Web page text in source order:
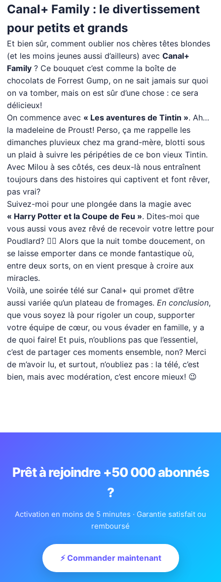
Canal+ Family : le divertissement
pour petits et grands
Et bien sûr, comment oublier nos chères têtes blondes
(et les moins jeunes aussi d’ailleurs) avec Canal+
Family ? Ce bouquet c’est comme la boîte de
chocolats de Forrest Gump, on ne sait jamais sur quoi
on va tomber, mais on est sûr d’une chose : ce sera
délicieux!
On commence avec « Les aventures de Tintin ». Ah…
la madeleine de Proust! Perso, ça me rappelle les
dimanches pluvieux chez ma grand-mère, blotti sous
un plaid à suivre les péripéties de ce bon vieux Tintin.
Avec Milou à ses côtés, ces deux-là nous entraînent
toujours dans des histoires qui captivent et font rêver,
pas vrai?
Suivez-moi pour une plongée dans la magie avec
« Harry Potter et la Coupe de Feu ». Dites-moi que
vous aussi vous avez rêvé de recevoir votre lettre pour
Poudlard? 🧙‍♂️ Alors que la nuit tombe doucement, on
se laisse emporter dans ce monde fantastique où,
entre deux sorts, on en vient presque à croire aux
miracles.
Voilà, une soirée télé sur Canal+ qui promet d’être
aussi variée qu’un plateau de fromages. En conclusion,
que vous soyez là pour rigoler un coup, supporter
votre équipe de cœur, ou vous évader en famille, y a
de quoi faire! Et puis, n’oublions pas que l’essentiel,
c’est de partager ces moments ensemble, non? Merci
de m’avoir lu, et surtout, n’oubliez pas : la télé, c’est
bien, mais avec modération, c’est encore mieux! 😉
Prêt à rejoindre +50 000 abonnés
?
Activation en moins de 5 minutes · Garantie satisfait ou
remboursé
⚡ Commander maintenant